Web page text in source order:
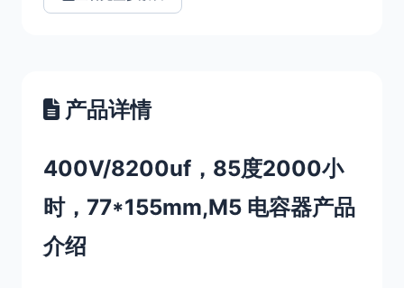
产品详情
400V/8200uf，85度2000小
时，77*155mm,M5 电容器产品
介绍